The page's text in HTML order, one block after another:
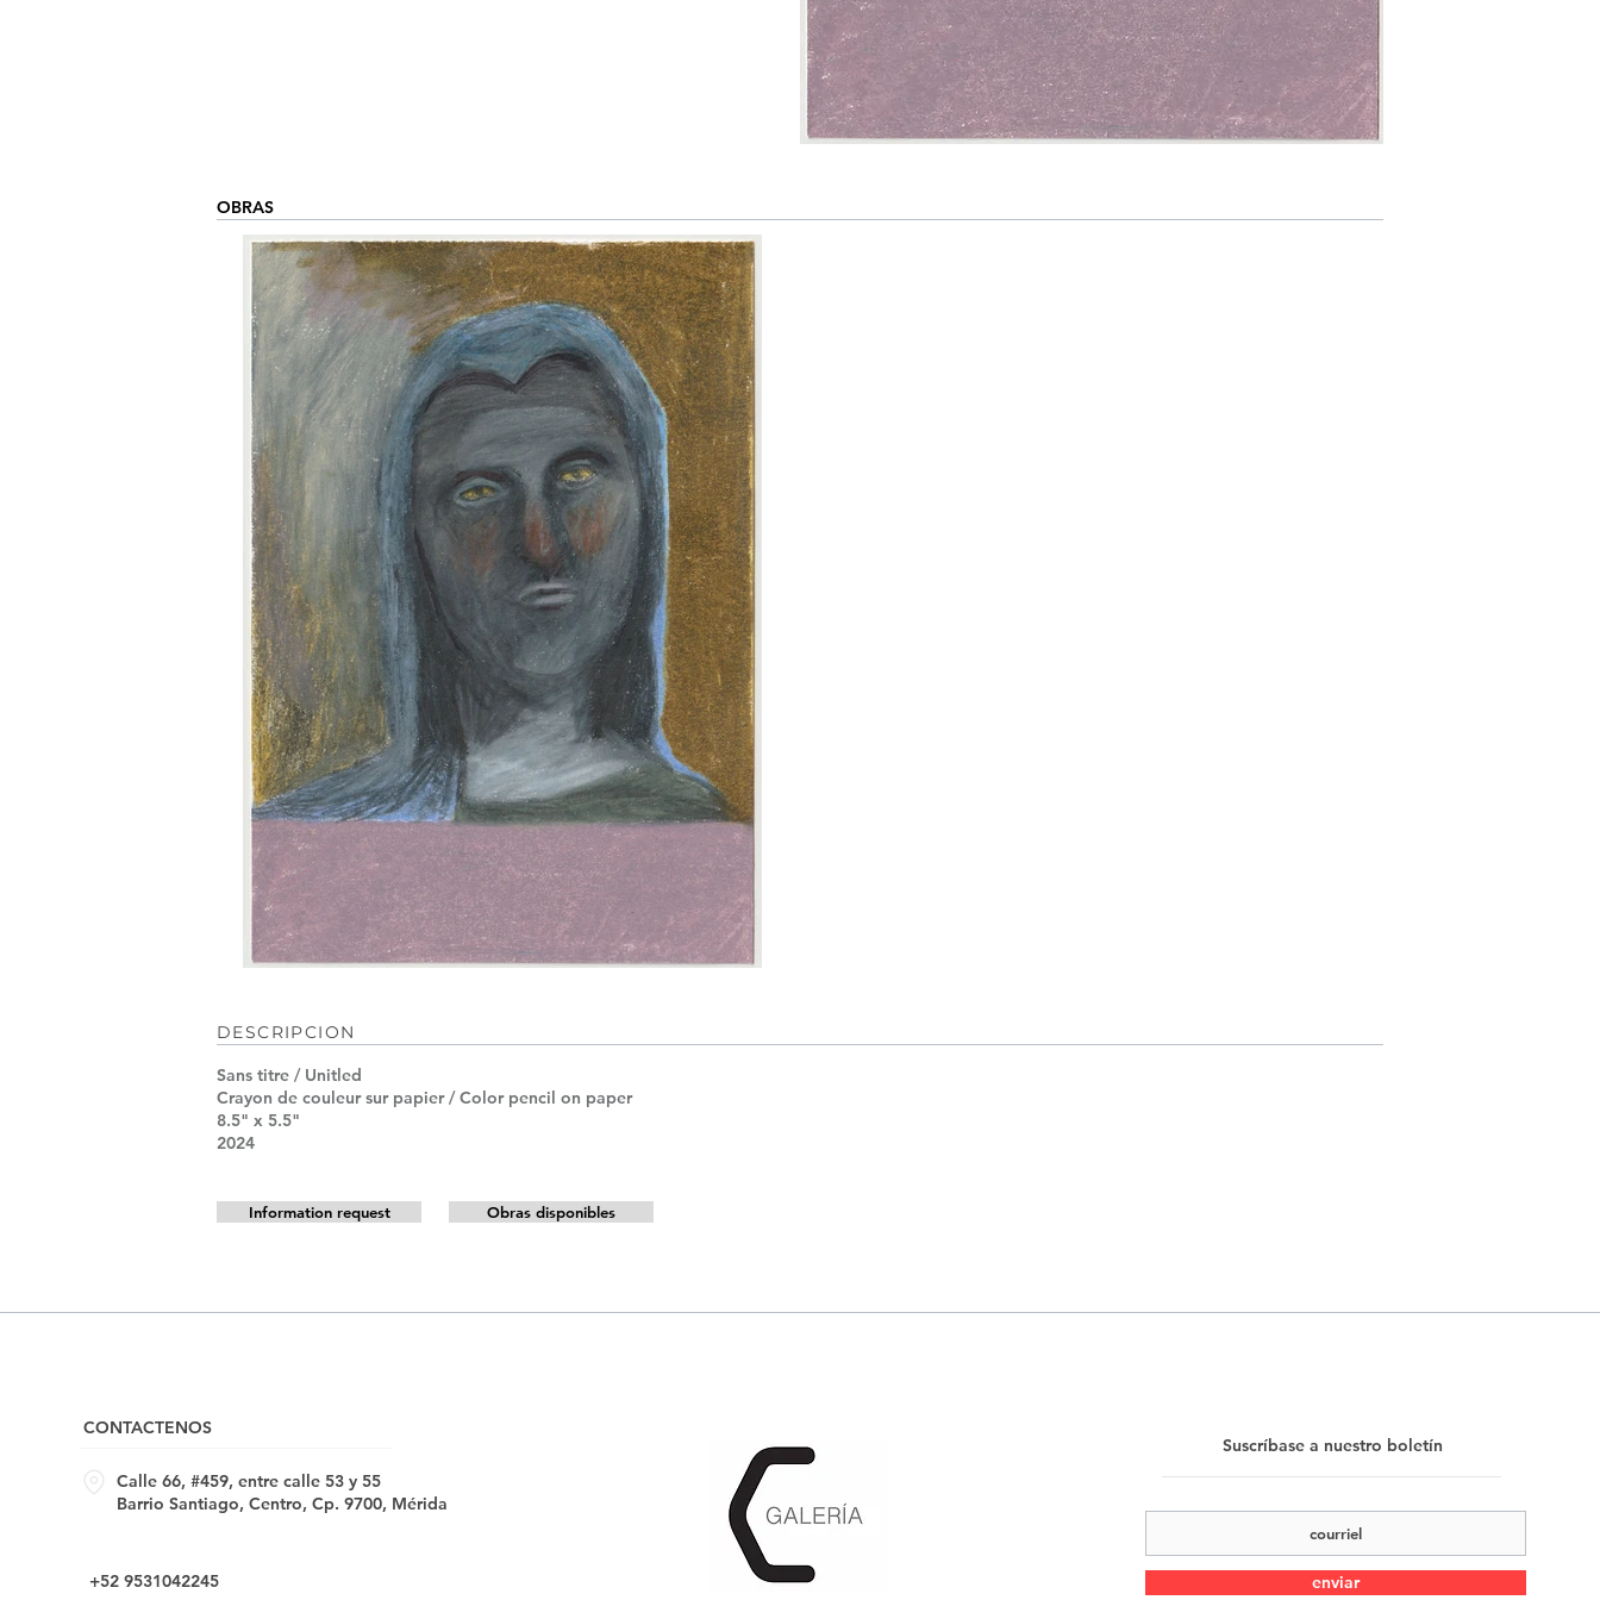
OBRAS
DESCRIPCION
Sans titre / Unitled
Crayon de couleur sur papier / Color pencil on paper
8.5" x 5.5"
2024
Information request Obras disponibles
CONTACTENOS
Calle 66, #459, entre calle 53 y 55
Barrio Santiago, Centro, Cp. 9700, Mérida
+52 9531042245
Suscríbase a nuestro boletín
enviar